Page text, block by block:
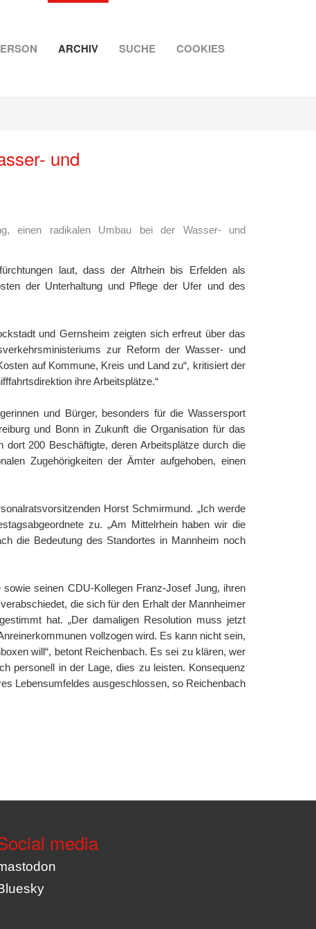
ARCHIV SUCHE COOKIES
und
einen radikalen Umbau bei der Wasser- und
laut, dass der Altrhein bis Erfelden als
der Unterhaltung und Pflege der Ufer und des
und Gernsheim zeigten sich erfreut über das
zur Reform der Wasser- und
auf Kommune, Kreis und Land zu“, kritisiert der
ihre Arbeitsplätze.“
und Bürger, besonders für die Wassersport
und Bonn in Zukunft die Organisation für das
200 Beschäftigte, deren Arbeitsplätze durch die
Zugehörigkeiten der Ämter aufgehoben, einen
Horst Schmirmund. „Ich werde
zu. „Am Mittelrhein haben wir die
die Bedeutung des Standortes in Mannheim noch
seinen CDU-Kollegen Franz-Josef Jung, ihren
die sich für den Erhalt der Mannheimer
hat. „Der damaligen Resolution muss jetzt
vollzogen wird. Es kann nicht sein,
will“, betont Reichenbach. Es sei zu klären, wer
personell in der Lage, dies zu leisten. Konsequenz
Lebensumfeldes ausgeschlossen, so Reichenbach
media